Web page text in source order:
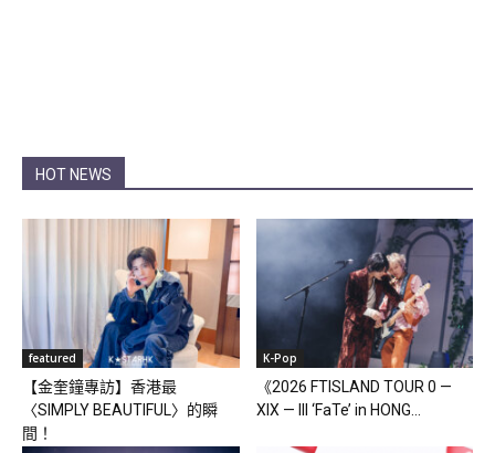
HOT NEWS
featured
【金奎鐘專訪】香港最
〈SIMPLY BEAUTIFUL〉的瞬
間！
K-Pop
《2026 FTISLAND TOUR 0 —
XIX — III ‘FaTe’ in HONG...